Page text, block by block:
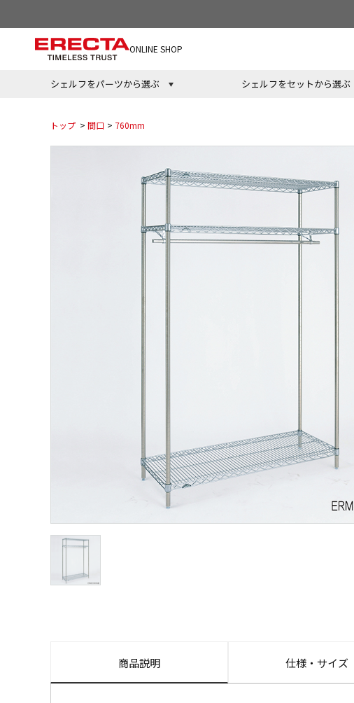
ONLINE SHOP
シェルフをパーツから選ぶ シェルフをセットから選ぶ
トップ > 間口 > 760mm
商品説明 仕様・サイズ